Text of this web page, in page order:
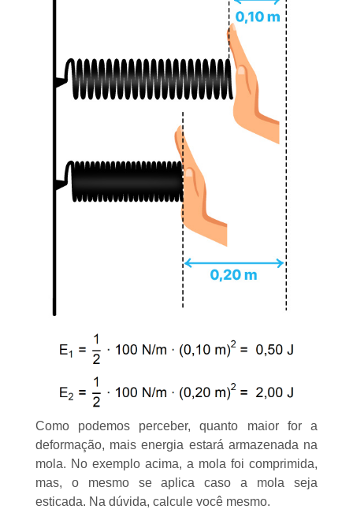
Como podemos perceber, quanto maior for a
deformação, mais energia estará armazenada na
mola. No exemplo acima, a mola foi comprimida,
mas, o mesmo se aplica caso a mola seja
esticada. Na dúvida, calcule você mesmo.